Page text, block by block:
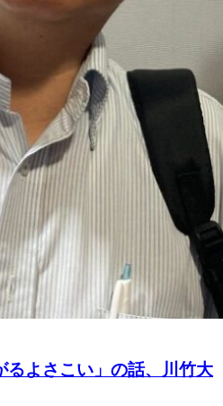
るよさこい」の話、川竹大